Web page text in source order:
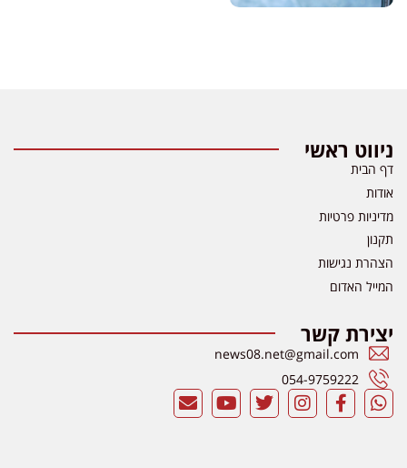
ניווט ראשי
דף הבית
אודות
מדיניות פרטיות
תקנון
הצהרת נגישות
המייל האדום
יצירת קשר
news08.net@gmail.com
054-9759222